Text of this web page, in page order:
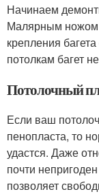
Начинаем
Малярным ножом
крепления
потолкам багет
Потолочный
Если ваш
пенопласта, то
удастся. Даже
почти
позволяет